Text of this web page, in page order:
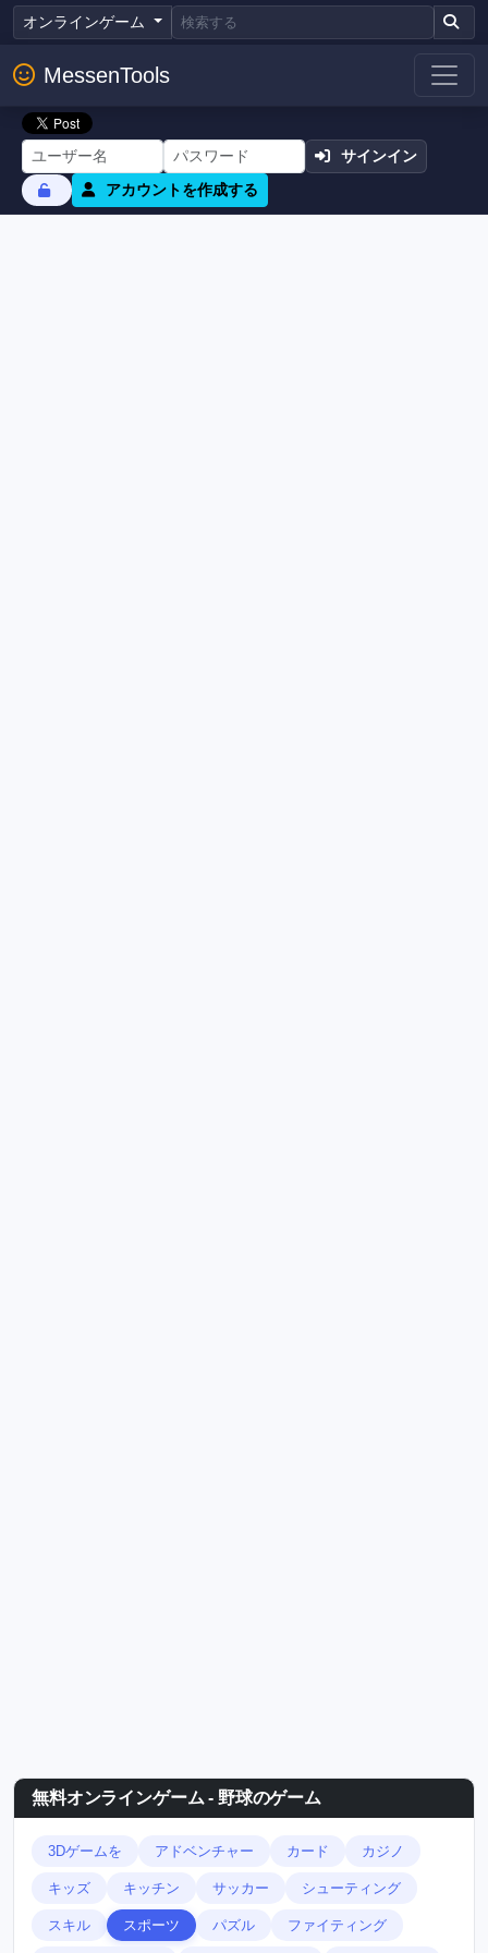
オンラインゲーム
MessenTools
サインイン
アカウントを作成する
無料オンラインゲーム - 野球のゲーム
3Dゲームを アドベンチャー カード カジノ
キッズ キッチン サッカー シューティング
スキル スポーツ パズル ファイティング